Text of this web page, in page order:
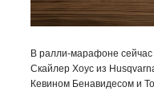
В ралли-марафоне
Скайлер Хоус из
Кевином Бенавидесом и